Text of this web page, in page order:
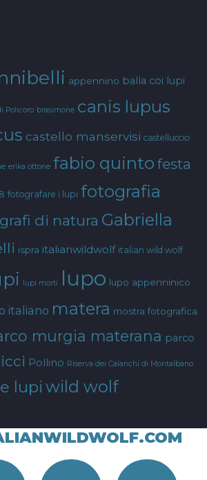
appennino balla coi lupi
Policoro brasimone canis lupus
castello manservisi castelluccio
erika ottone fabio quinto festa
fotografare i lupi fotografia
di natura Gabriella
ispra italianwildwolf italian wild wolf
lupi morti lupo lupo appenninico
italiano matera mostra fotografica
murgia materana parco
Pollino Riserva dei Calanchi di Montalbano
lupi wild wolf